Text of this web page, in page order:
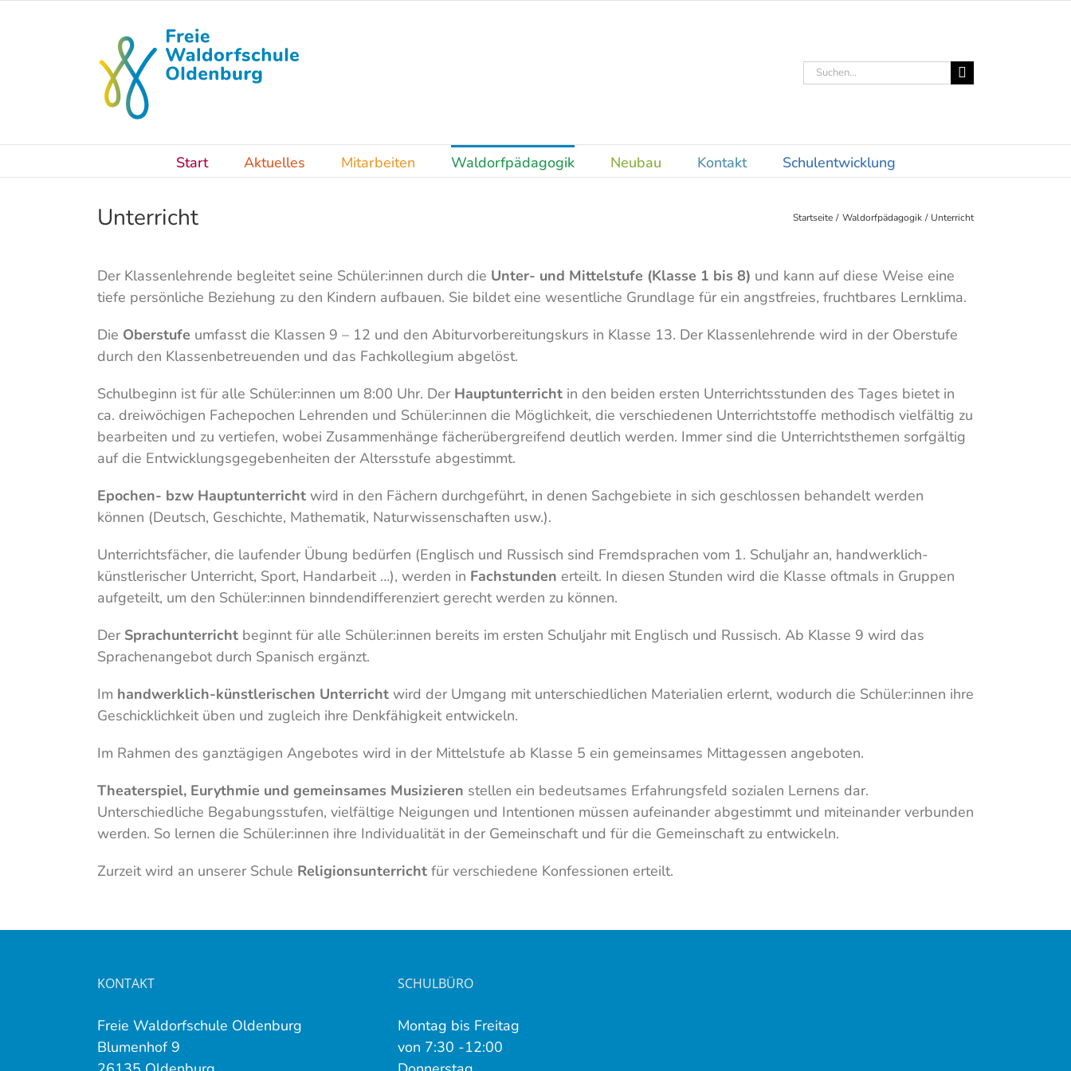
Suche
Start Aktuelles Mitarbeiten Waldorfpädagogik Neubau Kontakt Schulentwicklung
Unterricht Startseite Waldorfpädagogik Unterricht
Der Klassenlehrende begleitet seine Schüler:innen durch die Unter- und Mittelstufe (Klasse 1 bis 8) und kann auf diese Weise eine
tiefe persönliche Beziehung zu den Kindern aufbauen. Sie bildet eine wesentliche Grundlage für ein angstfreies, fruchtbares Lernklima.
Die Oberstufe umfasst die Klassen 9 – 12 und den Abiturvorbereitungskurs in Klasse 13. Der Klassenlehrende wird in der Oberstufe
durch den Klassenbetreuenden und das Fachkollegium abgelöst.
Schulbeginn ist für alle Schüler:innen um 8:00 Uhr. Der Hauptunterricht in den beiden ersten Unterrichtsstunden des Tages bietet in
ca. dreiwöchigen Fachepochen Lehrenden und Schüler:innen die Möglichkeit, die verschiedenen Unterrichtstoffe methodisch vielfältig zu
bearbeiten und zu vertiefen, wobei Zusammenhänge fächerübergreifend deutlich werden. Immer sind die Unterrichtsthemen sorfgältig
auf die Entwicklungsgegebenheiten der Altersstufe abgestimmt.
Epochen- bzw Hauptunterricht wird in den Fächern durchgeführt, in denen Sachgebiete in sich geschlossen behandelt werden
können (Deutsch, Geschichte, Mathematik, Naturwissenschaften usw.).
Unterrichtsfächer, die laufender Übung bedürfen (Englisch und Russisch sind Fremdsprachen vom 1. Schuljahr an, handwerklich-
künstlerischer Unterricht, Sport, Handarbeit …), werden in Fachstunden erteilt. In diesen Stunden wird die Klasse oftmals in Gruppen
aufgeteilt, um den Schüler:innen binndendifferenziert gerecht werden zu können.
Der Sprachunterricht beginnt für alle Schüler:innen bereits im ersten Schuljahr mit Englisch und Russisch. Ab Klasse 9 wird das
Sprachenangebot durch Spanisch ergänzt.
Im handwerklich-künstlerischen Unterricht wird der Umgang mit unterschiedlichen Materialien erlernt, wodurch die Schüler:innen ihre
Geschicklichkeit üben und zugleich ihre Denkfähigkeit entwickeln.
Im Rahmen des ganztägigen Angebotes wird in der Mittelstufe ab Klasse 5 ein gemeinsames Mittagessen angeboten.
Theaterspiel, Eurythmie und gemeinsames Musizieren stellen ein bedeutsames Erfahrungsfeld sozialen Lernens dar.
Unterschiedliche Begabungsstufen, vielfältige Neigungen und Intentionen müssen aufeinander abgestimmt und miteinander verbunden
werden. So lernen die Schüler:innen ihre Individualität in der Gemeinschaft und für die Gemeinschaft zu entwickeln.
Zurzeit wird an unserer Schule Religionsunterricht für verschiedene Konfessionen erteilt.
KONTAKT
Freie Waldorfschule Oldenburg
Blumenhof 9
SCHULBÜRO
Montag bis Freitag
von 7:30 -12:00